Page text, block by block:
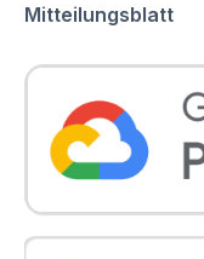
Mitteilungsblatt